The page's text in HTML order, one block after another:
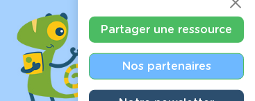
Partager une ressource
Nos partenaires